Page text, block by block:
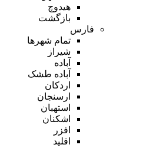
هیدوچ
بازگشت
فارس
تمام شهر‌ها
شیراز
آباده
آباده طشک
اردکان
ارسنجان
استهبان
اشکنان
افزر
اقلید